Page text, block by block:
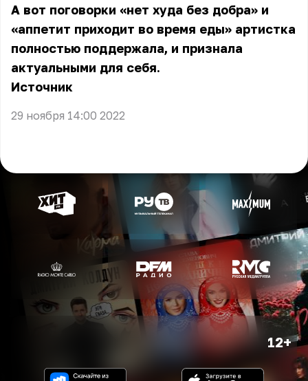
А вот поговорки «нет худа без добра» и
«аппетит приходит во время еды» артистка
полностью поддержала, и признала
актуальными для себя.
Источник
29 ноября 14:00 2022
12+